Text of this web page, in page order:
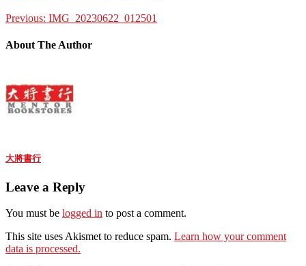
Previous: IMG_20230622_012501
About The Author
大將書行
Leave a Reply
You must be logged in to post a comment.
This site uses Akismet to reduce spam. Learn how your comment
data is processed.